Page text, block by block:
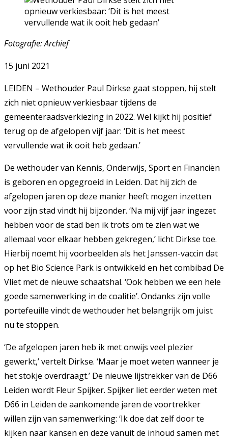
Fotografie: Archief
15 juni 2021
LEIDEN – Wethouder Paul Dirkse gaat stoppen, hij stelt
zich niet opnieuw verkiesbaar tijdens de
gemeenteraadsverkiezing in 2022. Wel kijkt hij positief
terug op de afgelopen vijf jaar: ‘Dit is het meest
vervullende wat ik ooit heb gedaan.’
De wethouder van Kennis, Onderwijs, Sport en Financiën
is geboren en opgegroeid in Leiden. Dat hij zich de
afgelopen jaren op deze manier heeft mogen inzetten
voor zijn stad vindt hij bijzonder. ‘Na mij vijf jaar ingezet
hebben voor de stad ben ik trots om te zien wat we
allemaal voor elkaar hebben gekregen,’ licht Dirkse toe.
Hierbij noemt hij voorbeelden als het Janssen-vaccin dat
op het Bio Science Park is ontwikkeld en het combibad De
Vliet met de nieuwe schaatshal. ‘Ook hebben we een hele
goede samenwerking in de coalitie’. Ondanks zijn volle
portefeuille vindt de wethouder het belangrijk om juist
nu te stoppen.
‘De afgelopen jaren heb ik met onwijs veel plezier
gewerkt,’ vertelt Dirkse. ‘Maar je moet weten wanneer je
het stokje overdraagt.’ De nieuwe lijstrekker van de D66
Leiden wordt Fleur Spijker. Spijker liet eerder weten met
D66 in Leiden de aankomende jaren de voortrekker
willen zijn van samenwerking: ‘Ik doe dat zelf door te
kijken naar kansen en deze vanuit de inhoud samen met